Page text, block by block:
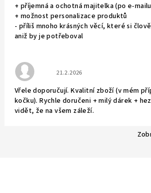
+ příjemná a ochotná majitelka (po e-
+ možnost personalizace produktů
- příliš mnoho krásných věcí, které si
aniž by je potřeboval
Hodnocení obchodu je 5 z 5
21.2.2026
Vřele doporučují. Kvalitní zboží (v mém
kočku). Rychle doručeni + milý dárek +
vidět, že na všem záleží.